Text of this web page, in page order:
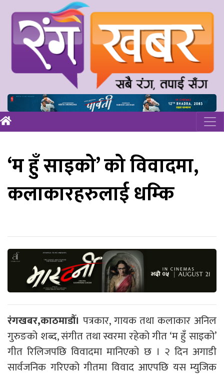
‘म हुँ साइको’ को विवादमा,
कलाकारहरुलाई धम्कि
रंगखबर,काठमाडौँ। पत्रकार, गायक तथा कलाकार अनिल
गुरुङको शब्द, संगीत तथा स्वरमा रहेको गीत ‘म हुँ साइको’
गीत रिलिजपछि विवादमा मानिएको छ । २ दिन अगाडी
सार्वजनिक गरिएको गीतमा विवाद आएपछि यस म्युजिक